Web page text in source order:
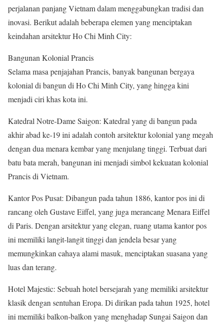
perjalanan panjang Vietnam dalam menggabungkan tradisi dan
inovasi. Berikut adalah beberapa elemen yang menciptakan
keindahan arsitektur Ho Chi Minh City:
Bangunan Kolonial Prancis
Selama masa penjajahan Prancis, banyak bangunan bergaya
kolonial di bangun di Ho Chi Minh City, yang hingga kini
menjadi ciri khas kota ini.
Katedral Notre-Dame Saigon: Katedral yang di bangun pada
akhir abad ke-19 ini adalah contoh arsitektur kolonial yang megah
dengan dua menara kembar yang menjulang tinggi. Terbuat dari
batu bata merah, bangunan ini menjadi simbol kekuatan kolonial
Prancis di Vietnam.
Kantor Pos Pusat: Dibangun pada tahun 1886, kantor pos ini di
rancang oleh Gustave Eiffel, yang juga merancang Menara Eiffel
di Paris. Dengan arsitektur yang elegan, ruang utama kantor pos
ini memiliki langit-langit tinggi dan jendela besar yang
memungkinkan cahaya alami masuk, menciptakan suasana yang
luas dan terang.
Hotel Majestic: Sebuah hotel bersejarah yang memiliki arsitektur
klasik dengan sentuhan Eropa. Di dirikan pada tahun 1925, hotel
ini memiliki balkon-balkon yang menghadap Sungai Saigon dan